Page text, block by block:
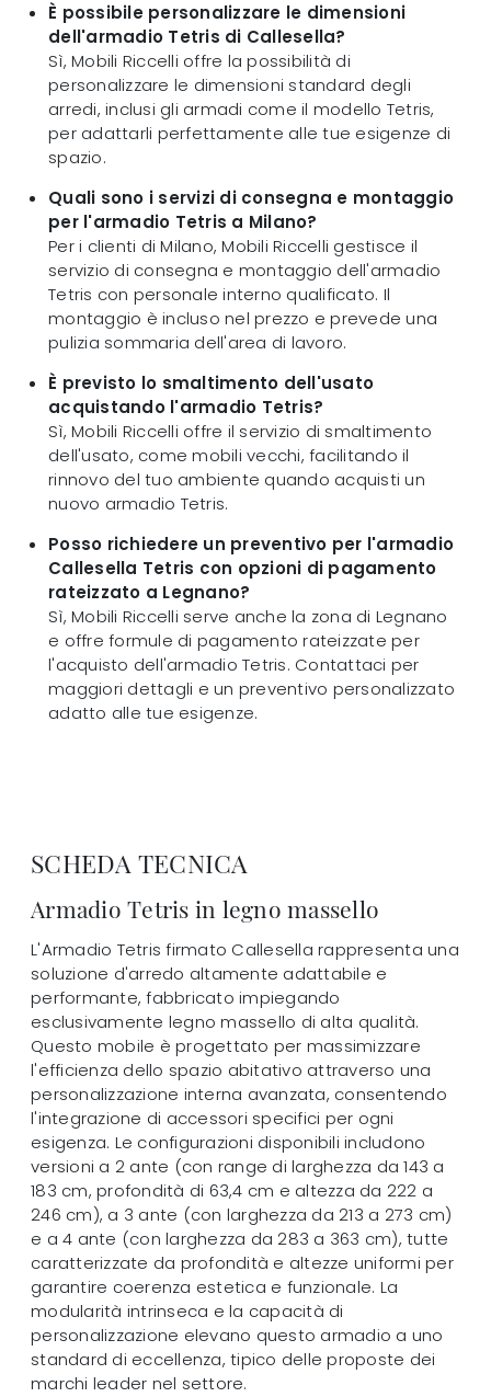
È possibile personalizzare le dimensioni
dell'armadio Tetris di Callesella?
Sì, Mobili Riccelli offre la possibilità di
personalizzare le dimensioni standard degli
arredi, inclusi gli armadi come il modello Tetris,
per adattarli perfettamente alle tue esigenze di
spazio.
Quali sono i servizi di consegna e montaggio
per l'armadio Tetris a Milano?
Per i clienti di Milano, Mobili Riccelli gestisce il
servizio di consegna e montaggio dell'armadio
Tetris con personale interno qualificato. Il
montaggio è incluso nel prezzo e prevede una
pulizia sommaria dell'area di lavoro.
È previsto lo smaltimento dell'usato
acquistando l'armadio Tetris?
Sì, Mobili Riccelli offre il servizio di smaltimento
dell'usato, come mobili vecchi, facilitando il
rinnovo del tuo ambiente quando acquisti un
nuovo armadio Tetris.
Posso richiedere un preventivo per l'armadio
Callesella Tetris con opzioni di pagamento
rateizzato a Legnano?
Sì, Mobili Riccelli serve anche la zona di Legnano
e offre formule di pagamento rateizzate per
l'acquisto dell'armadio Tetris. Contattaci per
maggiori dettagli e un preventivo personalizzato
adatto alle tue esigenze.
SCHEDA TECNICA
Armadio Tetris in legno massello
L'Armadio Tetris firmato Callesella rappresenta una
soluzione d'arredo altamente adattabile e
performante, fabbricato impiegando
esclusivamente legno massello di alta qualità.
Questo mobile è progettato per massimizzare
l'efficienza dello spazio abitativo attraverso una
personalizzazione interna avanzata, consentendo
l'integrazione di accessori specifici per ogni
esigenza. Le configurazioni disponibili includono
versioni a 2 ante (con range di larghezza da 143 a
183 cm, profondità di 63,4 cm e altezza da 222 a
246 cm), a 3 ante (con larghezza da 213 a 273 cm)
e a 4 ante (con larghezza da 283 a 363 cm), tutte
caratterizzate da profondità e altezze uniformi per
garantire coerenza estetica e funzionale. La
modularità intrinseca e la capacità di
personalizzazione elevano questo armadio a uno
standard di eccellenza, tipico delle proposte dei
marchi leader nel settore.